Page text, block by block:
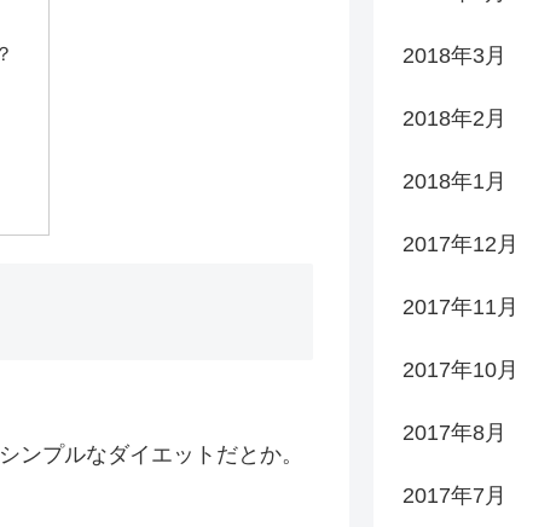
ンプルなダイエットだとか。
2018年3月
2018年2月
2018年1月
2017年12月
2017年11月
2017年10月
2017年8月
2017年7月